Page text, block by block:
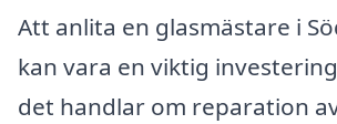
Att anlita en glasmästare i
kan vara en viktig
det handlar om reparation